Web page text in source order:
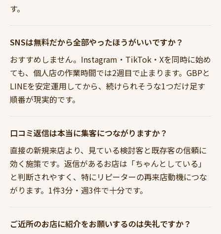
す。
SNSは無料だから全部やったほうがいいですか？
おすすめしません。Instagram・TikTok・Xを同時に始め
ても、個人店の作業時間では2週目で止まります。GBPと
LINEを安定運用してから、続けられそうな1つだけ足す
順番が現実的です。
口コミ返信は本当に集客につながりますか？
直接の新規来店より、見ている検討客と既存客の信頼に
効く施策です。返信があるお店は「ちゃんとしている」
と判断されやすく、特にリピーターの再来店動機につな
がります。1件3分・週3件で十分です。
ご近所のお店に紹介をお願いするのは失礼ですか？